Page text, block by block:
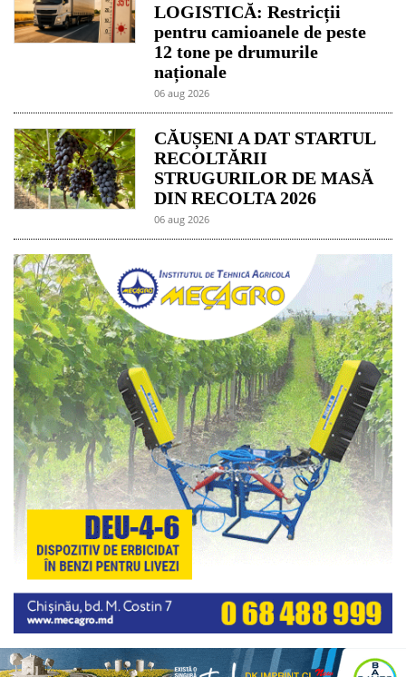
LOGISTICĂ: Restricții
pentru camioanele de peste
12 tone pe drumurile
naționale
06 aug 2026
CĂUȘENI A DAT STARTUL
RECOLTĂRII
STRUGURILOR DE MASĂ
DIN RECOLTA 2026
06 aug 2026